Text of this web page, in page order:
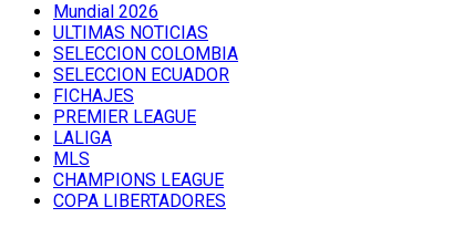
Mundial 2026
ULTIMAS NOTICIAS
SELECCION COLOMBIA
SELECCION ECUADOR
FICHAJES
PREMIER LEAGUE
LALIGA
MLS
CHAMPIONS LEAGUE
COPA LIBERTADORES